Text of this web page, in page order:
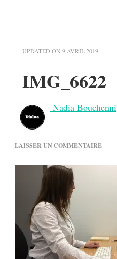
UPDATED ON 9 AVRIL 2019
IMG_6622
Nadia Bouchenni
LAISSER UN COMMENTAIRESUR